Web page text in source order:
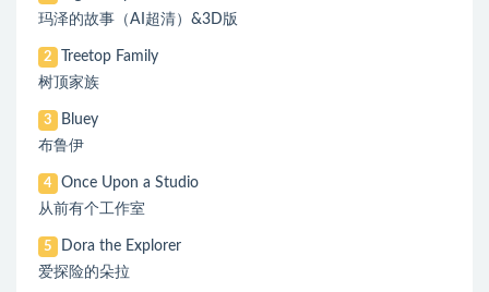
玛泽的故事（AI超清）&3D版
2
Treetop Family
树顶家族
3
Bluey
布鲁伊
4
Once Upon a Studio
从前有个工作室
5
Dora the Explorer
爱探险的朵拉